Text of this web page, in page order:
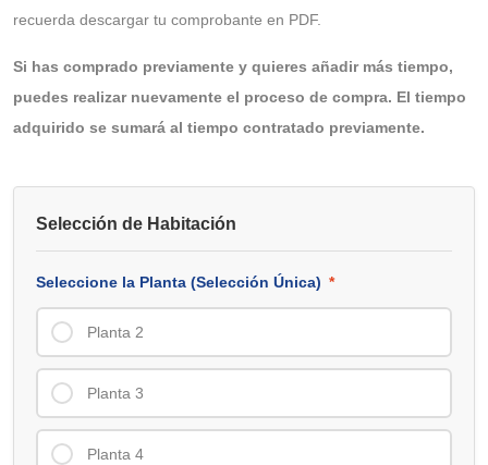
recuerda descargar tu comprobante en PDF.
Si has comprado previamente y quieres añadir más tiempo,
puedes realizar nuevamente el proceso de compra. El tiempo
adquirido se sumará al tiempo contratado previamente.
Selección de Habitación
Seleccione la Planta (Selección Única) *
Planta 2
Planta 3
Planta 4